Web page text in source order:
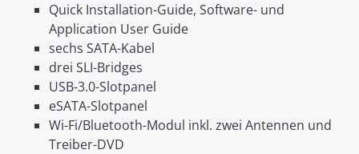
Quick Installation-Guide, Software- und
Application User Guide
sechs SATA-Kabel
drei SLI-Bridges
USB-3.0-Slotpanel
eSATA-Slotpanel
Wi-Fi/Bluetooth-Modul inkl. zwei Antennen und
Treiber-DVD